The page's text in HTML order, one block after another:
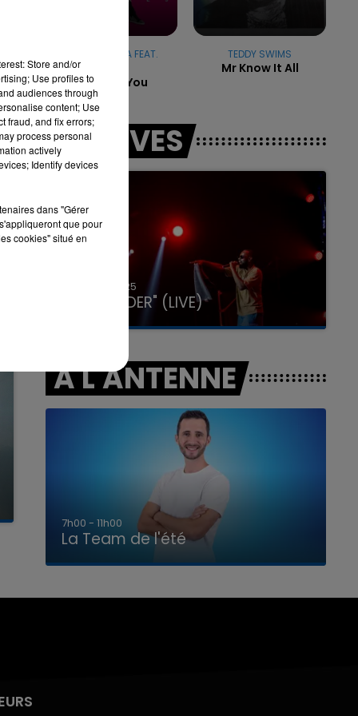
7h00 - 11h00
LA TEAM DE L'ÉTÉ
DAVID GUETTA FEAT.
Without You
TEDDY SWIMS
Mr Know It All
LES LIVES
31 janvier 2025
GIMS "SPIDER" (LIVE)
A L'ANTENNE
7h00 - 11h00
La Team de l'été
Store and/or
Use profiles to
audiences through
content; Use
fraud, and fix errors;
process personal
actively
Identify devices
dans "Gérer
que pour
cookies" situé en